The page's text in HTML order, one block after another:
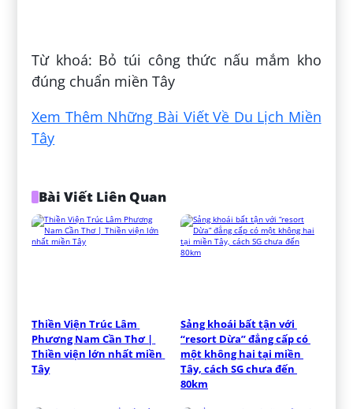
Từ khoá: Bỏ túi công thức nấu mắm kho
đúng chuẩn miền Tây
Xem Thêm Những Bài Viết Về Du Lịch Miền
Tây
Bài Viết Liên Quan
Thiền Viện Trúc Lâm
Phương Nam Cần Thơ |
Thiền viện lớn nhất miền
Tây
Sảng khoái bất tận với
“resort Dừa” đẳng cấp có
một không hai tại miền
Tây, cách SG chưa đến
80km